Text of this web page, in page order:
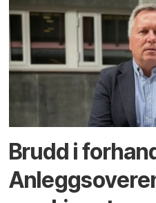
Brudd i